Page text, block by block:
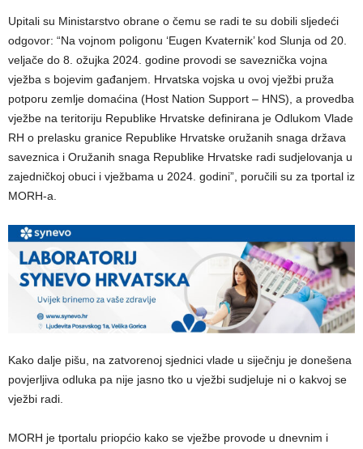
Upitali su Ministarstvo obrane o čemu se radi te su dobili sljedeći
odgovor: “Na vojnom poligonu ‘Eugen Kvaternik’ kod Slunja od 20.
veljače do 8. ožujka 2024. godine provodi se saveznička vojna
vježba s bojevim gađanjem. Hrvatska vojska u ovoj vježbi pruža
potporu zemlje domaćina (Host Nation Support – HNS), a provedba
vježbe na teritoriju Republike Hrvatske definirana je Odlukom Vlade
RH o prelasku granice Republike Hrvatske oružanih snaga država
saveznica i Oružanih snaga Republike Hrvatske radi sudjelovanja u
zajedničkoj obuci i vježbama u 2024. godini”, poručili su za tportal iz
MORH-a.
Kako dalje pišu, na zatvorenoj sjednici vlade u siječnju je donešena
povjerljiva odluka pa nije jasno tko u vježbi sudjeluje ni o kakvoj se
vježbi radi.
MORH je tportalu priopćio kako se vježbe provode u dnevnim i